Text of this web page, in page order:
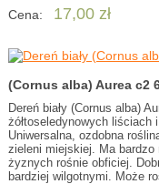
Cena: 17,00 zł
(Cornus alba) Aurea c2
Dereń biały (Cornus alba)
żółtoseledynowych liściach
Uniwersalna, ozdobna
zieleni miejskiej. Ma bardzo
żyznych rośnie obficiej.
bardziej wilgotnymi. Może